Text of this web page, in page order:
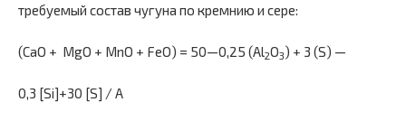
требуемый состав чугуна по кремнию и сере:
(СаО + MgO + МnО + FеО) = 50—0,25 (Al2O3) + 3 (S) —
0,3 [Si]+30 [S] / A